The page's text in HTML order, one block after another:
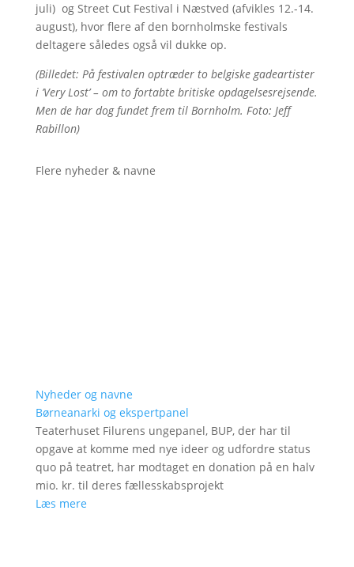
juli) og Street Cut Festival i Næstved (afvikles 12.-14.
august), hvor flere af den bornholmske festivals
deltagere således også vil dukke op.
(Billedet: På festivalen optræder to belgiske gadeartister
i ’Very Lost’ – om to fortabte britiske opdagelsesrejsende.
Men de har dog fundet frem til Bornholm. Foto: Jeff
Rabillon)
Flere nyheder & navne
Nyheder og navne
Børneanarki og ekspertpanel
Teaterhuset Filurens ungepanel, BUP, der har til
opgave at komme med nye ideer og udfordre status
quo på teatret, har modtaget en donation på en halv
mio. kr. til deres fællesskabsprojekt
Læs mere